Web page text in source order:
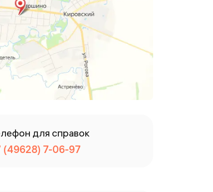
для справок
(49628) 7-06-97